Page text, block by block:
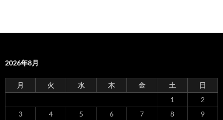
2026年8月
月 火 水 木 金 土
日
1
2
3
4 5 6 7 8
9